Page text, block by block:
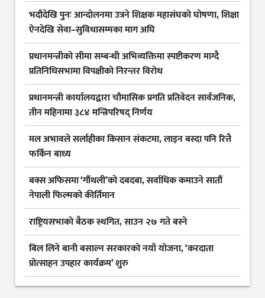
भदौदेखि पुनः आन्दोलनमा उत्रने शिक्षक महासंघको घोषणा, शिक्षा
ऐनदेखि सेवा–सुविधासम्मका माग अघि
प्रधानमन्त्रीको सीमा सम्बन्धी अभिव्यक्तिमा स्पष्टीकरण माग्दै
प्रतिनिधिसभामा विपक्षीको निरन्तर विरोध
प्रधानमन्त्री कार्यालयद्वारा चौमासिक प्रगति प्रतिवेदन सार्वजनिक,
तीन महिनामा ३८४ मन्त्रिपरिषद् निर्णय
मल अभावले सर्लाहीका किसान संकटमा, लाइन बस्दा पनि रित्तै
फर्किन बाध्य
बक्स अफिसमा ‘गौंथली’को दबदबा, सर्वाधिक कमाउने सातौं
नेपाली फिल्मको कीर्तिमान
राष्ट्रियसभाको बैठक स्थगित, साउन २७ गते बस्ने
बिल लिने बानी बसाल्न सरकारको नयाँ योजना, ‘करदाता
प्रोत्साहन उपहार कार्यक्रम’ शुरु